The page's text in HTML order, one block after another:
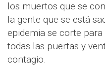
los muertos que se
la gente que se está
epidemia se corte
todas las puertas y
contagio.